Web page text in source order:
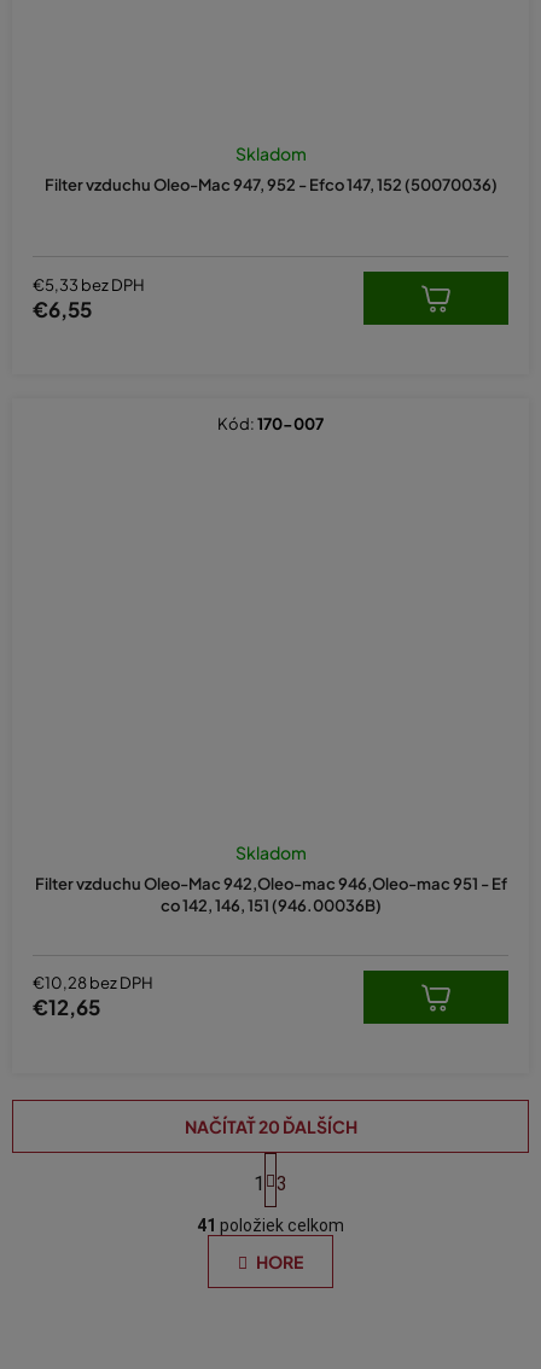
Filter vzduchu Oleo-Mac 947, 952 - Efco 147, 152 (50070036)
Skladom
€5,33 bez DPH
€6,55
Filter vzduchu Oleo-Mac 942,Oleo-mac 946,Oleo-mac 951 - Ef
co 142, 146, 151 (946.00036B)
Skladom
€10,28 bez DPH
€12,65
Kód:170-007
O
v
l
á
NAČÍTAŤ 20 ĎALŠÍCH
S
t
r
á
n
k
o
1 3
41 položiek celkom
HORE